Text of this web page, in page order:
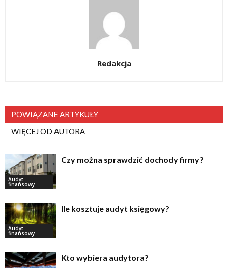
Redakcja
POWIĄZANE ARTYKUŁY
WIĘCEJ OD AUTORA
Audyt
finansowy
Czy można sprawdzić dochody firmy?
Audyt
finansowy
Ile kosztuje audyt księgowy?
Kto wybiera audytora?